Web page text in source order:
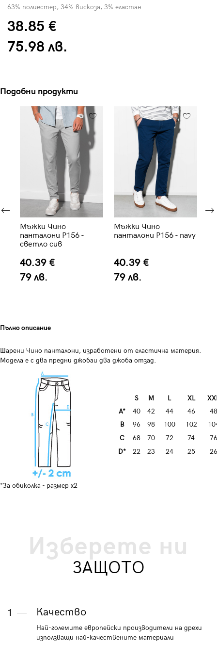
63% полиестер, 34% вискоза, 3% еластан
38.85 €
75.98 лв.
Подобни продукти
Мъжки Чино
панталони P156 -
светло сив
40.39 €
79 лв.
Мъжки Чино
панталони P156 - navy
40.39 €
79 лв.
Пълно описание
Шарени Чино панталони, изработени от еластична материя.
Модела е с два предни джобаи два джоба отзад.
S M L XL
A*
40 42 44 46
48
B
96 98 100 102
C
68 70 72 74
76
D*
22 23 24 25 26
*За обиколка - размер x2
Изберете ни
ЗАЩОТО
1 Качество
Най-големите европейски производители на дрехи
използващи най-качествените материали